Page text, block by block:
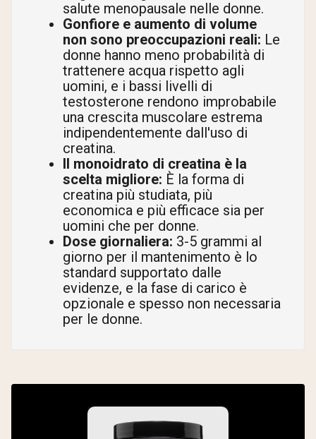
salute menopausale nelle donne.
Gonfiore e aumento di volume
non sono preoccupazioni reali: Le
donne hanno meno probabilità di
trattenere acqua rispetto agli
uomini, e i bassi livelli di
testosterone rendono improbabile
una crescita muscolare estrema
indipendentemente dall'uso di
creatina.
Il monoidrato di creatina è la
scelta migliore: È la forma di
creatina più studiata, più
economica e più efficace sia per
uomini che per donne.
Dose giornaliera: 3-5 grammi al
giorno per il mantenimento è lo
standard supportato dalle
evidenze, e la fase di carico è
opzionale e spesso non necessaria
per le donne.